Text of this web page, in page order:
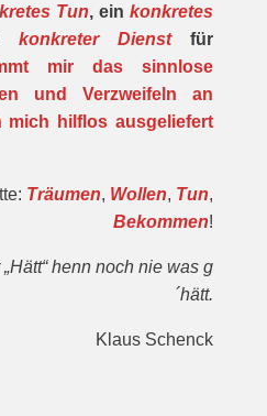
Tun, ein konkretes
konkreter Dienstfür
mir das sinnlose
und Verzweifeln an
mich hilflos ausgeliefert
Träumen, Wollen, Tun,
Bekommen!
henn noch nie was g
´hätt.
Klaus Schenck